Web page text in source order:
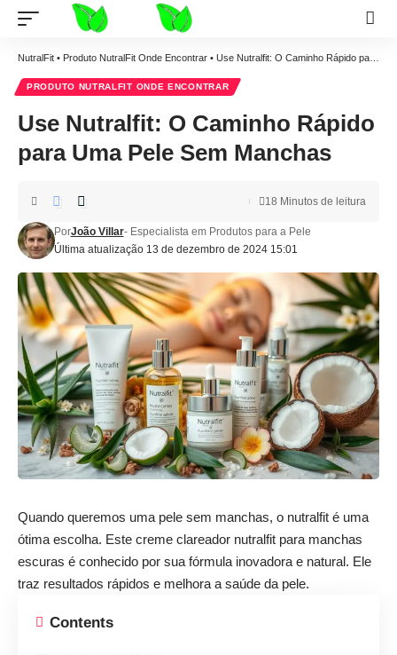
NutralFit • Produto NutralFit Onde Encontrar • Use Nutralfit: O Caminho Rápido para Uma Pele Sem Manchas
PRODUTO NUTRALFIT ONDE ENCONTRAR
Use Nutralfit: O Caminho Rápido
para Uma Pele Sem Manchas
Última atualização 13 de dezembro de 2024 15:01
PorJoão Villar- Especialista em Produtos para a Pele
18 Minutos de leitura
Quando queremos uma pele sem manchas, o nutralfit é uma
ótima escolha. Este creme clareador nutralfit para manchas
escuras é conhecido por sua fórmula inovadora e natural. Ele
traz resultados rápidos e melhora a saúde da pele.
Contents